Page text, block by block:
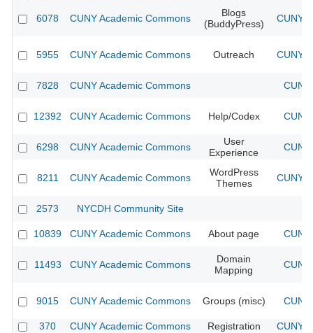
6078 CUNY Academic Commons
Blogs
(BuddyPress)
CUNY
5955 CUNY Academic Commons Outreach CUNY
7828 CUNY Academic Commons
12392 CUNY Academic Commons Help/Codex
6298 CUNY Academic Commons
User
Experience
8211 CUNY Academic Commons
WordPress
Themes
CUNY
2573 NYCDH Community Site
10839 CUNY Academic Commons About page
11493 CUNY Academic Commons
Domain
Mapping
9015 CUNY Academic Commons Groups (misc)
370 CUNY Academic Commons Registration
CUNY